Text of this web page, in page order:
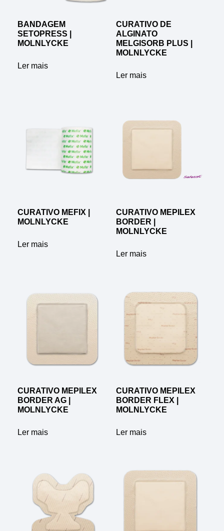
BANDAGEM
SETOPRESS |
MOLNLYCKE
Ler mais
CURATIVO DE
ALGINATO
MELGISORB PLUS |
MOLNLYCKE
Ler mais
CURATIVO MEFIX |
MOLNLYCKE
Ler mais
CURATIVO MEPILEX
BORDER |
MOLNLYCKE
Ler mais
CURATIVO MEPILEX
BORDER AG |
MOLNLYCKE
Ler mais
CURATIVO MEPILEX
BORDER FLEX |
MOLNLYCKE
Ler mais